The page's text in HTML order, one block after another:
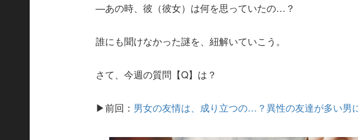
—あの時、彼（彼女）は何を思っていたの…？
誰にも聞けなかった謎を、紐解いていこう。
さて、今週の質問【Q】は？
▶前回： 男女の友情は、成り立つの…？異性の友達が多い男